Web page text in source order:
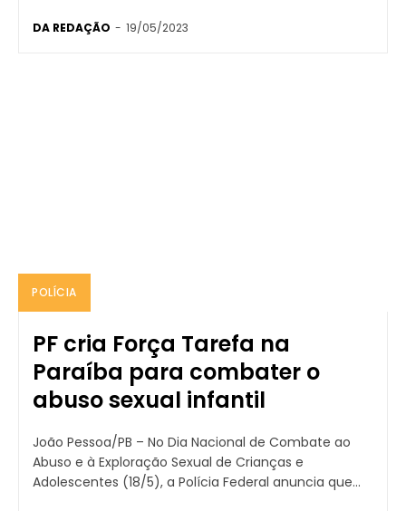
DA REDAÇÃO - 19/05/2023
POLÍCIA
PF cria Força Tarefa na
Paraíba para combater o
abuso sexual infantil
João Pessoa/PB – No Dia Nacional de Combate ao
Abuso e à Exploração Sexual de Crianças e
Adolescentes (18/5), a Polícia Federal anuncia que...